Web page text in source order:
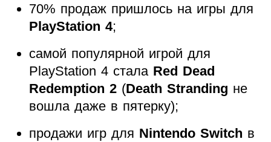
70% продаж пришлось на игры для
PlayStation 4;
самой популярной игрой для
PlayStation 4 стала Red Dead
Redemption 2(Death Stranding не
вошла даже в пятерку);
продажи игр для Nintendo Switch в